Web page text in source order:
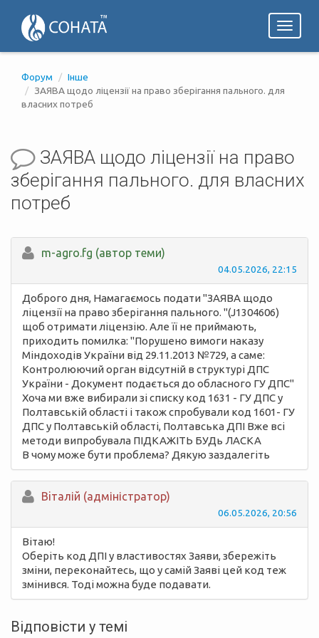
Toggle
Форум
Інше
ЗАЯВА щодо ліцензії на право зберігання пального. для
власних потреб
ЗАЯВА щодо ліцензії на право
зберігання пального. для власних
потреб
m-agro.fg (автор теми)
04.05.2026, 22:15
Доброго дня, Намагаємось подати "ЗАЯВА щодо
ліцензії на право зберігання пального. "(J1304606)
щоб отримати ліцензію. Але її не приймають,
приходить помилка: "Порушено вимоги наказу
Міндоходів України від 29.11.2013 №729, а саме:
Контролюючий орган відсутній в структурі ДПС
України - Документ подається до обласного ГУ ДПС"
Хоча ми вже вибирали зі списку код 1631 - ГУ ДПС у
Полтавській області і також спробували код 1601- ГУ
ДПС у Полтавській області, Полтавська ДПІ Вже всі
методи випробувала ПІДКАЖІТЬ БУДь ЛАСКА
В чому може бути проблема? Дякую заздалегіть
Вiталій (адміністратор)
06.05.2026, 20:56
Вітаю!
Оберіть код ДПІ у властивостях Заяви, збережіть
зміни, переконайтесь, що у самій Заяві цей код теж
змінився. Тоді можна буде подавати.
Відповісти у темі